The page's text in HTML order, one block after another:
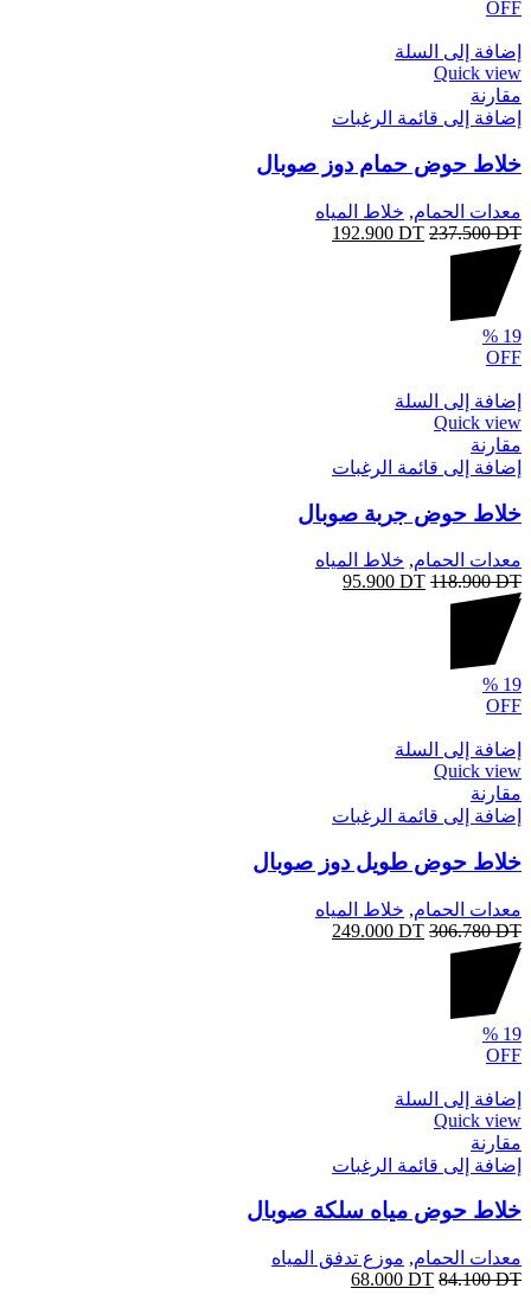
OFF
إضافة إلى السلة
Quick view
مقارنة
إضافة إلى قائمة الرغبات
خلاط حوض حمام دوز صوبال
معدات الحمام, خلاط المياه
237.500DT
192.900 DT
19
%
OFF
إضافة إلى السلة
Quick view
مقارنة
إضافة إلى قائمة الرغبات
خلاط حوض جربة صوبال
معدات الحمام, خلاط المياه
118.900DT
95.900 DT
19
%
OFF
إضافة إلى السلة
Quick view
مقارنة
إضافة إلى قائمة الرغبات
خلاط حوض طويل دوز صوبال
معدات الحمام, خلاط المياه
306.780DT
249.000 DT
19
%
OFF
إضافة إلى السلة
Quick view
مقارنة
إضافة إلى قائمة الرغبات
خلاط حوض مياه سلكة صوبال
معدات الحمام, موزع تدفق المياه
84.100DT
68.000 DT